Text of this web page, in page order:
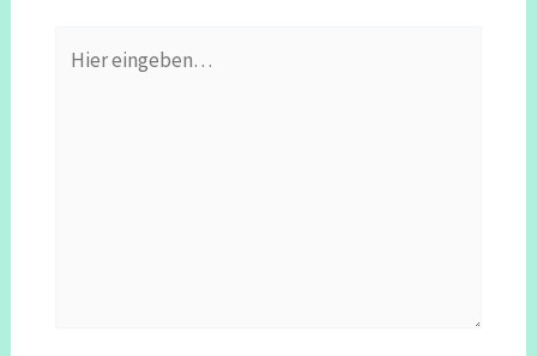
eingeben…